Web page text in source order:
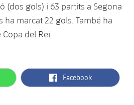
(dos gols) i 63 partits a Segona
ha marcat 22 gols. També ha
del Rei.
label.aria.facebook
Facebook